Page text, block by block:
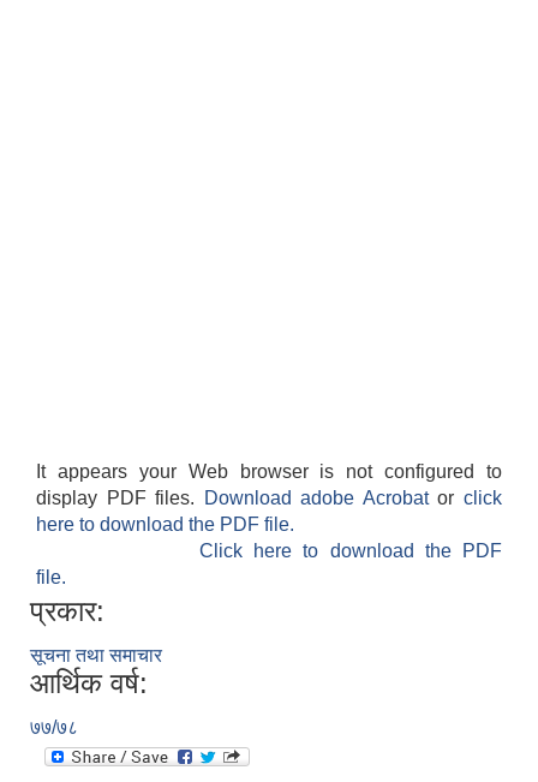
It appears your Web browser is not configured to
display PDF files.
Download adobe Acrobatorclick
here to download the PDF file.
Click here to download the PDF
file.
प्रकार:
सूचना तथा समाचार
आर्थिक वर्ष:
७७/७८